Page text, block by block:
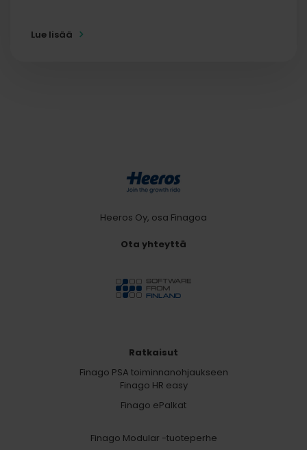
Lue lisää
Heeros Oy, osa Finagoa
Ota yhteyttä
Ratkaisut
Finago PSA toiminnanohjaukseen
Finago HR easy
Finago ePalkat
Finago Modular -tuoteperhe